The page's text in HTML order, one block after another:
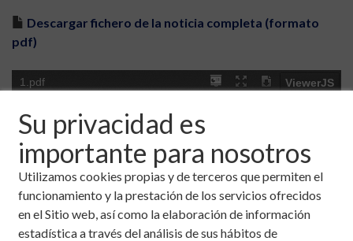
Su privacidad es
importante para nosotros
Utilizamos cookies propias y de terceros que permiten el
funcionamiento y la prestación de los servicios ofrecidos
en el Sitio web, así como la elaboración de información
estadística a través del análisis de sus hábitos de
Descargar fichero de la noticia completa (formato
pdf)